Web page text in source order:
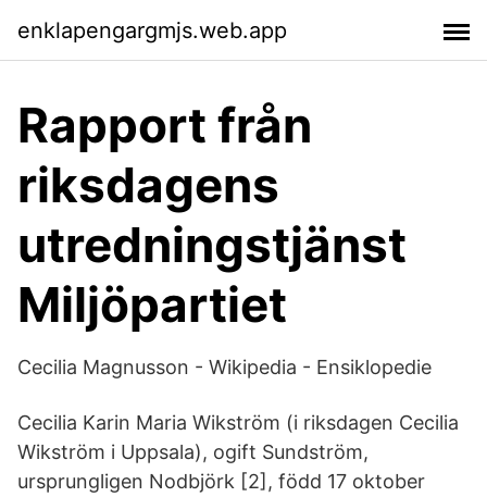
enklapengargmjs.web.app
Rapport från
riksdagens
utredningstjänst
Miljöpartiet
Cecilia Magnusson - Wikipedia - Ensiklopedie
Cecilia Karin Maria Wikström (i riksdagen Cecilia
Wikström i Uppsala), ogift Sundström,
ursprungligen Nodbjörk [2], född 17 oktober